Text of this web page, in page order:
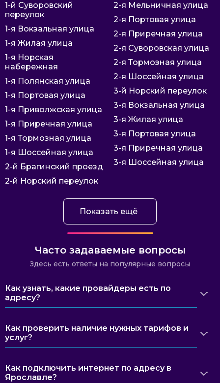
1-й Суворовский
переулок
1-я Вокзальная улица
1-я Жилая улица
1-я Норская
набережная
1-я Полянская улица
1-я Портовая улица
1-я Приволжская улица
1-я Приречная улица
1-я Тормозная улица
1-я Шоссейная улица
2-й Брагинский проезд
2-й Норский переулок
2-я Мельничная улица
2-я Портовая улица
2-я Приречная улица
2-я Суворовская улица
2-я Тормозная улица
2-я Шоссейная улица
3-й Норский переулок
3-я Вокзальная улица
3-я Жилая улица
3-я Портовая улица
3-я Приречная улица
3-я Шоссейная улица
Показать ещё
Часто задаваемые вопросы
Здесь есть ответы на популярные вопросы
Как узнать, какие провайдеры есть по
адресу?
Как проверить наличие нужных тарифов и
услуг?
Как подключить интернет по адресу в
Ярославле?